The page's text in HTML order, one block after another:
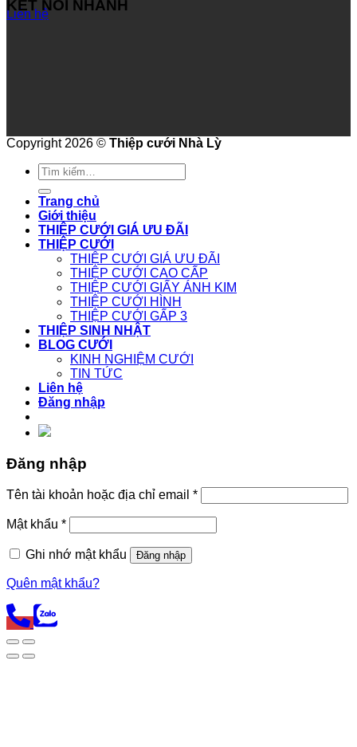
Liên hệ
KẾT NỐI NHANH
Copyright 2026 © Thiệp cưới Nhà Lỳ
Tìm
kiếm:
Trang chủ
Giới thiệu
THIỆP CƯỚI GIÁ ƯU ĐÃI
THIỆP CƯỚI
THIỆP CƯỚI GIÁ ƯU ĐÃI
THIỆP CƯỚI CAO CẤP
THIỆP CƯỚI GIẤY ÁNH KIM
THIỆP CƯỚI HÌNH
THIỆP CƯỚI GẤP 3
THIỆP SINH NHẬT
BLOG CƯỚI
KINH NGHIỆM CƯỚI
TIN TỨC
Liên hệ
Đăng nhập
Đăng nhập
Tên tài khoản hoặc địa chỉ email *
Mật khẩu *
Ghi nhớ mật khẩu Đăng nhập
Quên mật khẩu?